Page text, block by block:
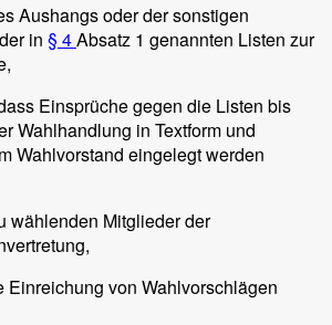
Aushangs oder der sonstigen
in § 4Absatz 1 genannten Listen zur
Einsprüche gegen die Listen bis
Wahlhandlung in Textform und
Wahlvorstand eingelegt werden
wählenden Mitglieder der
Einreichung von Wahlvorschlägen